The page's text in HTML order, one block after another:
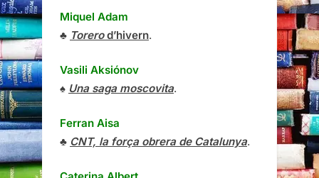
Miquel Adam
♣ Torerod’hivern.
Vasili Aksiónov
♠ Una saga moscovita.
Ferran Aisa
♣ CNT, la força obrera de Catalunya.